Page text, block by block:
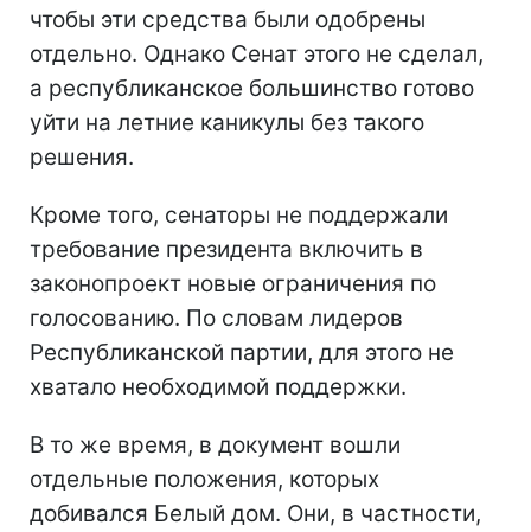
чтобы эти средства были одобрены
отдельно. Однако Сенат этого не сделал,
а республиканское большинство готово
уйти на летние каникулы без такого
решения.
Кроме того, сенаторы не поддержали
требование президента включить в
законопроект новые ограничения по
голосованию. По словам лидеров
Республиканской партии, для этого не
хватало необходимой поддержки.
В то же время, в документ вошли
отдельные положения, которых
добивался Белый дом. Они, в частности,